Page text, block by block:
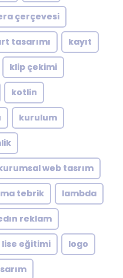
çerçevesi
tasarımı kayıt
klip çekimi
kotlin
kurulum
web tasrım
tebrik lambda
reklam
lise eğitimi logo